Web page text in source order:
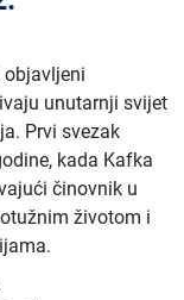
objavljeni
unutarnji svijet
Prvi svezak
kada Kafka
činovnik u
životom i